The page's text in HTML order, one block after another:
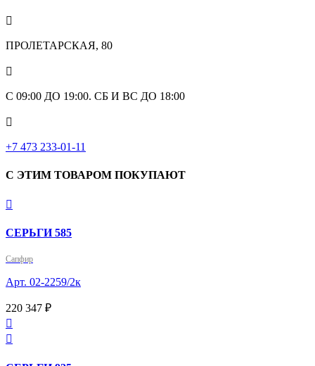

ПРОЛЕТАРСКАЯ, 80

С 09:00 ДО 19:00. СБ И ВС ДО 18:00

+7 473 233-01-11
С ЭТИМ ТОВАРОМ ПОКУПАЮТ

СЕРЬГИ 585
Сапфир
Арт. 02-2259/2к
220 347 ₽

